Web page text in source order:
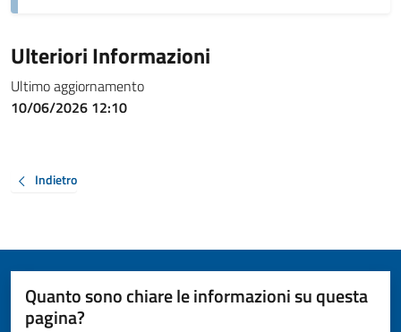
Ulteriori Informazioni
Ultimo aggiornamento
10/06/2026 12:10
Indietro
Quanto sono chiare le informazioni su questa
pagina?